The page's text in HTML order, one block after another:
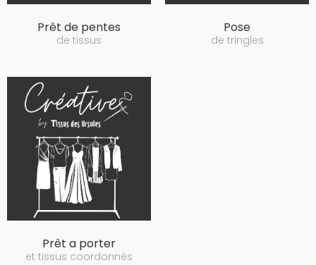
Prêt de pentes
de tissus
Pose
de tringles
Prêt a porter
et tissus coordonnés